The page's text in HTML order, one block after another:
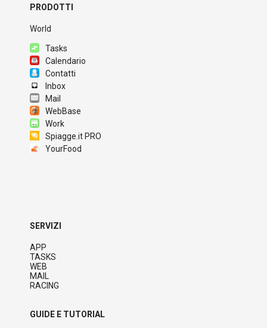
PRODOTTI
World
Tasks
Calendario
Contatti
Inbox
Mail
WebBase
Work
Spiagge.it PRO
YourFood
SERVIZI
APP
TASKS
WEB
MAIL
RACING
GUIDE E TUTORIAL